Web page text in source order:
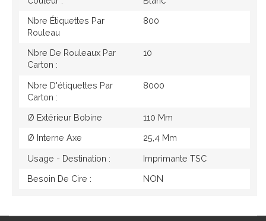
Nbre Étiquettes Par
Rouleau
800
Nbre De Rouleaux Par
Carton :
10
Nbre D'étiquettes Par
Carton :
8000
Ø Extérieur Bobine 110 Mm
Ø Interne Axe 25,4 Mm
Usage - Destination : Imprimante TSC
Besoin De Cire : NON